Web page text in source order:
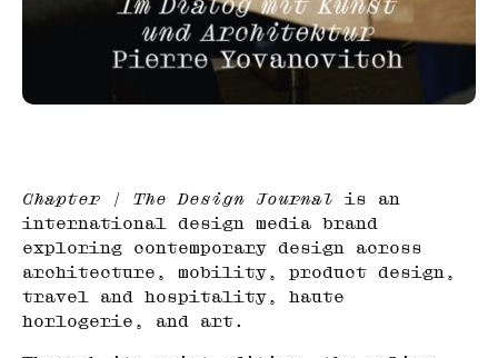
Chapter | The Design Journal is an
international design media brand
exploring contemporary design across
architecture, mobility, product design,
travel and hospitality, haute
horlogerie, and art.